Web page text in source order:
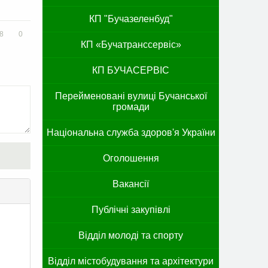
0
КП "Бучазеленбуд"
КП «Бучатранссервіс»
КП БУЧАСЕРВІС
Перейменовані вулиці Бучанської
громади
Національна служба здоров'я України
Оголошення
Вакансії
Публічні закупівлі
Відділ молоді та спорту
Відділ містобудування та архітектури